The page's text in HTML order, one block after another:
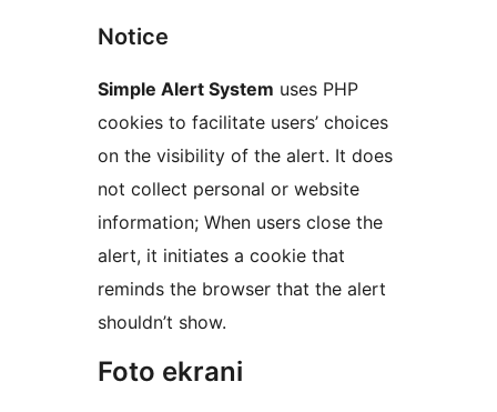
Notice
Simple Alert System uses PHP
cookies to facilitate users’ choices
on the visibility of the alert. It does
not collect personal or website
information; When users close the
alert, it initiates a cookie that
reminds the browser that the alert
shouldn’t show.
Foto ekrani